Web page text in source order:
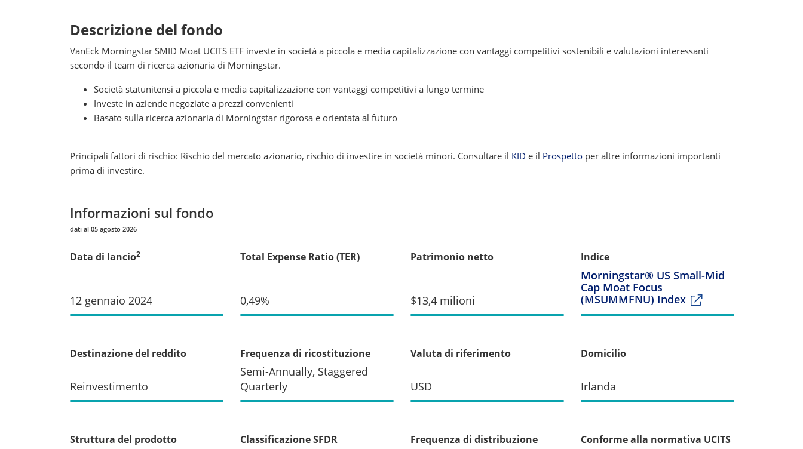
Descrizione del fondo
VanEck Morningstar SMID Moat UCITS ETF investe in società a piccola e media capitalizzazione con vantaggi competitivi sostenibili e valutazioni interessanti
secondo il team di ricerca azionaria di Morningstar.
Società statunitensi a piccola e media capitalizzazione con vantaggi competitivi a lungo termine
Investe in aziende negoziate a prezzi convenienti
Basato sulla ricerca azionaria di Morningstar rigorosa e orientata al futuro
Principali fattori di rischio: Rischio del mercato azionario, rischio di investire in società minori. Consultare il KID e il Prospetto per altre informazioni importanti
prima di investire.
Informazioni sul fondo
dati al 05 agosto 2026
Data di lancio2
12 gennaio 2024
Total Expense Ratio (TER)
0,49%
Patrimonio netto
$13,4 milioni
Indice
Morningstar® US Small-Mid
Cap Moat Focus
(MSUMMFNU) Index
Destinazione del reddito
Reinvestimento
Frequenza di ricostituzione
Semi-Annually, Staggered
Quarterly
Valuta di riferimento
USD
Domicilio
Irlanda
Struttura del prodotto Classificazione SFDR Frequenza di distribuzione Conforme alla normativa UCITS